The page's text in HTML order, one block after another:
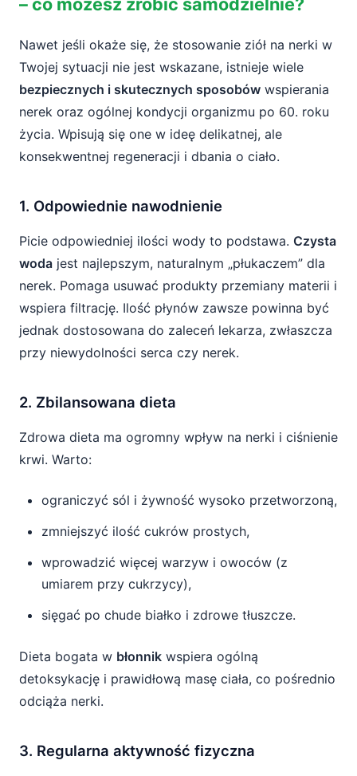
Nawet jeśli okaże się, że stosowanie ziół na nerki w
Twojej sytuacji nie jest wskazane, istnieje wiele
bezpiecznych i skutecznych sposobów wspierania
nerek oraz ogólnej kondycji organizmu po 60. roku
życia. Wpisują się one w ideę delikatnej, ale
konsekwentnej regeneracji i dbania o ciało.
1. Odpowiednie nawodnienie
Picie odpowiedniej ilości wody to podstawa. Czysta
woda jest najlepszym, naturalnym „płukaczem” dla
nerek. Pomaga usuwać produkty przemiany materii i
wspiera filtrację. Ilość płynów zawsze powinna być
jednak dostosowana do zaleceń lekarza, zwłaszcza
przy niewydolności serca czy nerek.
2. Zbilansowana dieta
Zdrowa dieta ma ogromny wpływ na nerki i ciśnienie
krwi. Warto:
ograniczyć sól i żywność wysoko przetworzoną,
zmniejszyć ilość cukrów prostych,
wprowadzić więcej warzyw i owoców (z
umiarem przy cukrzycy),
sięgać po chude białko i zdrowe tłuszcze.
Dieta bogata w błonnik wspiera ogólną
detoksykację i prawidłową masę ciała, co pośrednio
odciąża nerki.
3. Regularna aktywność fizyczna